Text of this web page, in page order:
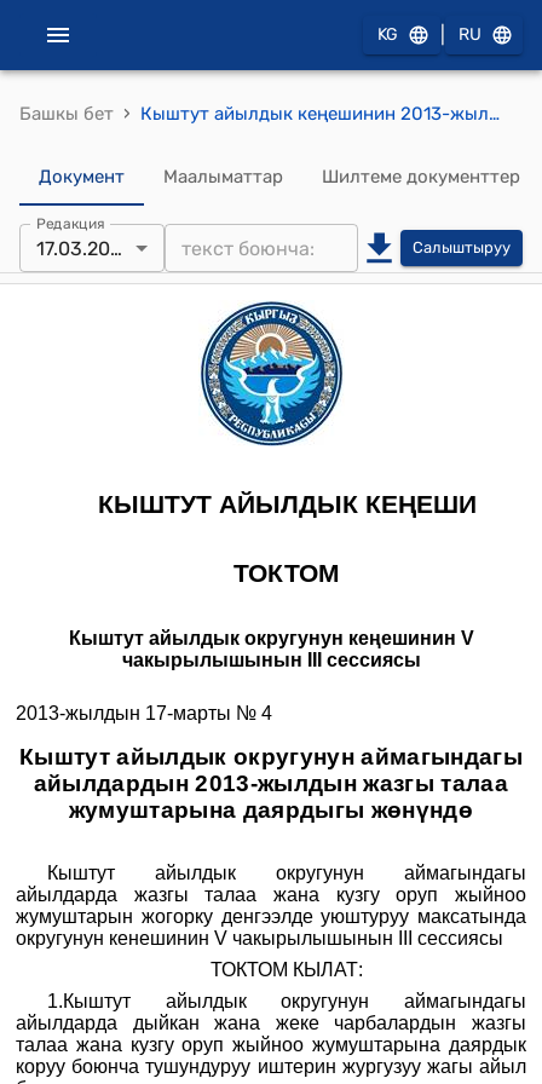
KG RU
Башкы бет › Кыштут айылдык кеңешинин 2013-жылдын 17-мартындагы № 4 "Кыштут айылдык округунун аймагындагы айылдардын 2013-жылдын жазгы талаа жумуштарына даярдыгы жөнүндө" токтому
Документ Маалыматтар Шилтеме документтер
Редакция
17.03.2013 Салыштыруу